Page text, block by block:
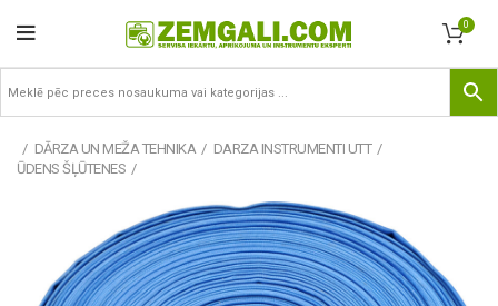
0
DĀRZA UN MEŽA TEHNIKA
DARZA INSTRUMENTI UTT
ŪDENS ŠĻŪTENES